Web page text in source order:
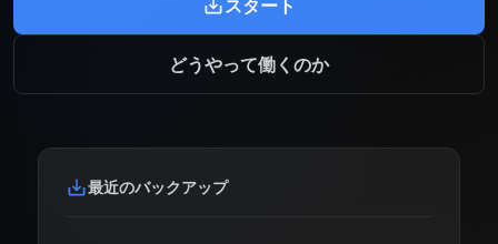
スタート
どうやって働くのか
最近のバックアップ